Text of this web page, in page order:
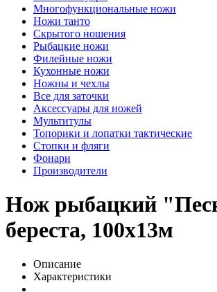
Многофункциональные ножи
Ножи танто
Скрытого ношения
Рыбацкие ножи
Филейные ножи
Кухонные ножи
Ножны и чехлы
Все для заточки
Аксессуары для ножей
Мультитулы
Топорики и лопатки тактические
Стопки и фляги
Фонари
Производители
Нож рыбацкий
береста, 100х13м
Описание
Характеристики